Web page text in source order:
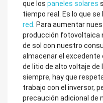
que los paneles solares
tiempo real. Es lo que se
red
. Para aumentar
producción fotovoltaica
de sol con nuestro
almacenar el excedente
de litio de alto voltaje de
siempre, hay que
trabajo con el inversor,
precaución adicional de